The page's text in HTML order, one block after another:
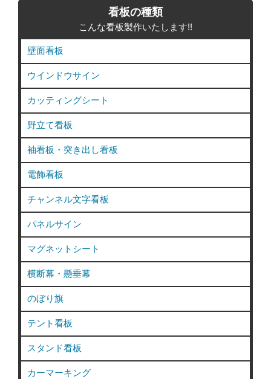
看板の種類
こんな看板製作いたします!!
壁面看板
ウインドウサイン
カッティングシート
野立て看板
袖看板・突き出し看板
電飾看板
チャンネル文字看板
パネルサイン
マグネットシート
横断幕・懸垂幕
のぼり旗
テント看板
スタンド看板
カーマーキング